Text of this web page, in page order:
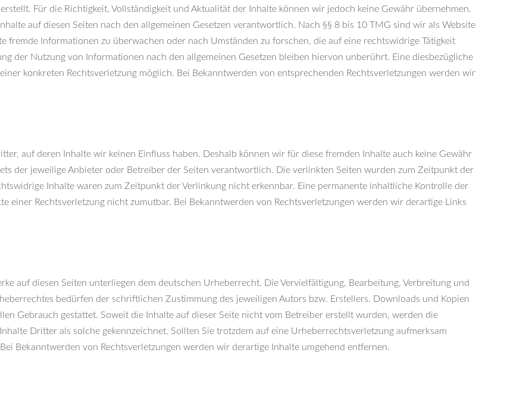
Für die Richtigkeit, Vollständigkeit und Aktualität der Inhalte können wir jedoch keine Gewähr übernehmen.
auf diesen Seiten nach den allgemeinen Gesetzen verantwortlich. Nach §§ 8 bis 10 TMG sind wir als Website
Informationen zu überwachen oder nach Umständen zu forschen, die auf eine rechtswidrige Tätigkeit
der Nutzung von Informationen nach den allgemeinen Gesetzen bleiben hiervon unberührt. Eine diesbezügliche
konkreten Rechtsverletzung möglich. Bei Bekanntwerden von entsprechenden Rechtsverletzungen werden wir
auf deren Inhalte wir keinen Einfluss haben. Deshalb können wir für diese fremden Inhalte auch keine Gewähr
der jeweilige Anbieter oder Betreiber der Seiten verantwortlich. Die verlinkten Seiten wurden zum Zeitpunkt der
Inhalte waren zum Zeitpunkt der Verlinkung nicht erkennbar. Eine permanente inhaltliche Kontrolle der
einer Rechtsverletzung nicht zumutbar. Bei Bekanntwerden von Rechtsverletzungen werden wir derartige Links
auf diesen Seiten unterliegen dem deutschen Urheberrecht. Die Vervielfältigung, Bearbeitung, Verbreitung und
bedürfen der schriftlichen Zustimmung des jeweiligen Autors bzw. Erstellers. Downloads und Kopien
Gebrauch gestattet. Soweit die Inhalte auf dieser Seite nicht vom Betreiber erstellt wurden, werden die
Dritter als solche gekennzeichnet. Sollten Sie trotzdem auf eine Urheberrechtsverletzung aufmerksam
Bekanntwerden von Rechtsverletzungen werden wir derartige Inhalte umgehend entfernen.